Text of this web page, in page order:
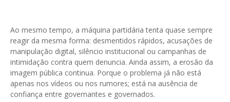
Ao mesmo tempo, a máquina partidária tenta quase sempre
reagir da mesma forma: desmentidos rápidos, acusações de
manipulação digital, silêncio institucional ou campanhas de
intimidação contra quem denuncia. Ainda assim, a erosão da
imagem pública continua. Porque o problema já não está
apenas nos vídeos ou nos rumores; está na ausência de
confiança entre governantes e governados.